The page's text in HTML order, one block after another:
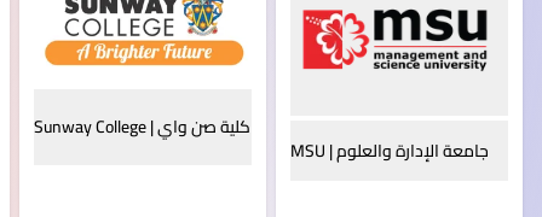
جامعة الإدارة والعلوم | MSU
كلية صن واي | Sunway College